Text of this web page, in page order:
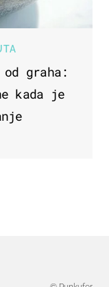
graha:
kada je